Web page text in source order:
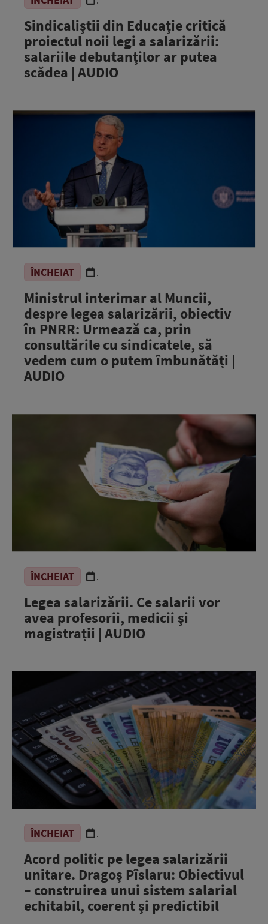
Sindicaliștii din Educație critică
proiectul noii legi a salarizării:
salariile debutanților ar putea
scădea | AUDIO
ÎNCHEIAT .
Ministrul interimar al Muncii,
despre legea salarizării, obiectiv
în PNRR: Urmează ca, prin
consultările cu sindicatele, să
vedem cum o putem îmbunătăți |
AUDIO
ÎNCHEIAT .
Legea salarizării. Ce salarii vor
avea profesorii, medicii și
magistrații | AUDIO
ÎNCHEIAT .
Acord politic pe legea salarizării
unitare. Dragoș Pîslaru: Obiectivul
– construirea unui sistem salarial
echitabil, coerent și predictibil